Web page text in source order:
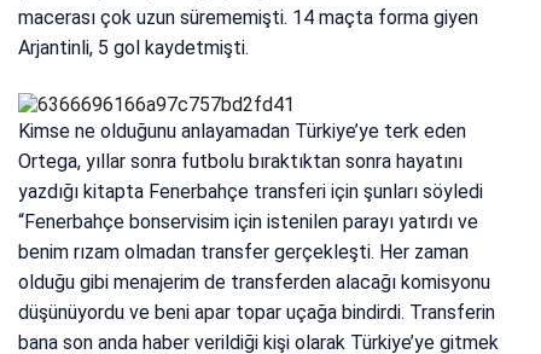
macerası çok uzun sürememişti. 14 maçta forma giyen
Arjantinli, 5 gol kaydetmişti.
Kimse ne olduğunu anlayamadan Türkiye’ye terk eden
Ortega, yıllar sonra futbolu bıraktıktan sonra hayatını
yazdığı kitapta Fenerbahçe transferi için şunları söyledi
“Fenerbahçe bonservisim için istenilen parayı yatırdı ve
benim rızam olmadan transfer gerçekleşti. Her zaman
olduğu gibi menajerim de transferden alacağı komisyonu
düşünüyordu ve beni apar topar uçağa bindirdi. Transferin
bana son anda haber verildiği kişi olarak Türkiye’ye gitmek